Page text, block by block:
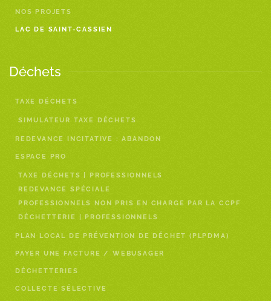
NOS PROJETS
LAC DE SAINT-CASSIEN
Déchets
TAXE DÉCHETS
SIMULATEUR TAXE DÉCHETS
REDEVANCE INCITATIVE : ABANDON
ESPACE PRO
TAXE DÉCHETS | PROFESSIONNELS
REDEVANCE SPÉCIALE
PROFESSIONNELS NON PRIS EN CHARGE PAR LA CCPF
DÉCHETTERIE | PROFESSIONNELS
PLAN LOCAL DE PRÉVENTION DE DÉCHET (PLPDMA)
PAYER UNE FACTURE / WEBUSAGER
DÉCHETTERIES
COLLECTE SÉLECTIVE